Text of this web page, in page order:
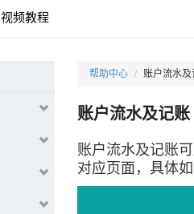
视频教程
帮助中心 账户流水及
账户流水及记账
账户流水及记账可
对应页面，具体如